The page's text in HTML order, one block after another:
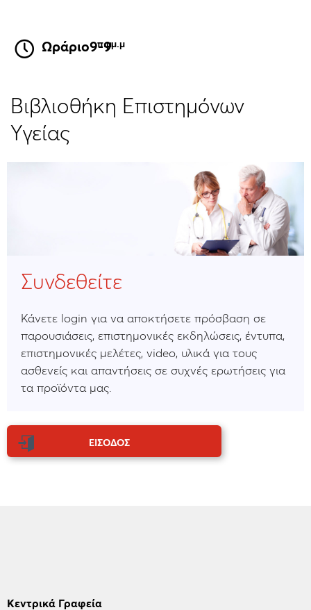
Ωράριο9-9
Βιβλιοθήκη Επιστημόνων
Υγείας
Συνδεθείτε
Κάνετε login για να αποκτήσετε πρόσβαση σε
παρουσιάσεις, επιστημονικές εκδηλώσεις, έντυπα,
επιστημονικές μελέτες, video, υλικά για τους
ασθενείς και απαντήσεις σε συχνές ερωτήσεις για
τα προϊόντα μας.
ΕΙΣΟΔΟΣ
Κεντρικά Γραφεία